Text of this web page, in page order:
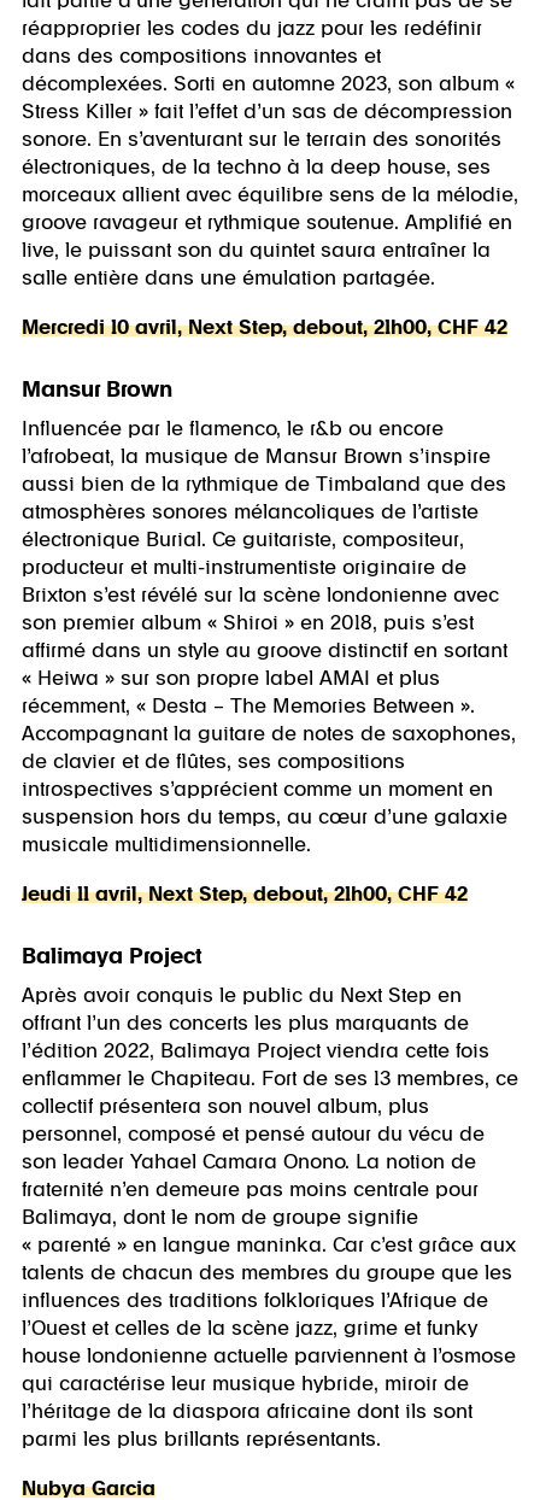
réapproprier les codes du jazz pour les redéfinir
dans des compositions innovantes et
décomplexées. Sorti en automne 2023, son album «
Stress Killer » fait l’effet d’un sas de décompression
sonore. En s’aventurant sur le terrain des sonorités
électroniques, de la techno à la deep house, ses
morceaux allient avec équilibre sens de la mélodie,
groove ravageur et rythmique soutenue. Amplifié en
live, le puissant son du quintet saura entraîner la
salle entière dans une émulation partagée.
Mercredi 10 avril, Next Step, debout, 21h00, CHF 42
Mansur Brown
Influencée par le flamenco, le r&b ou encore
l’afrobeat, la musique de Mansur Brown s’inspire
aussi bien de la rythmique de Timbaland que des
atmosphères sonores mélancoliques de l’artiste
électronique Burial. Ce guitariste, compositeur,
producteur et multi-instrumentiste originaire de
Brixton s’est révélé sur la scène londonienne avec
son premier album « Shiroi » en 2018, puis s’est
affirmé dans un style au groove distinctif en sortant
« Heiwa » sur son propre label AMAI et plus
récemment, « Desta – The Memories Between ».
Accompagnant la guitare de notes de saxophones,
de clavier et de flûtes, ses compositions
introspectives s’apprécient comme un moment en
suspension hors du temps, au cœur d’une galaxie
musicale multidimensionnelle.
Jeudi 11 avril, Next Step, debout, 21h00, CHF 42
Balimaya Project
Après avoir conquis le public du Next Step en
offrant l’un des concerts les plus marquants de
l’édition 2022, Balimaya Project viendra cette fois
enflammer le Chapiteau. Fort de ses 13 membres, ce
collectif présentera son nouvel album, plus
personnel, composé et pensé autour du vécu de
son leader Yahael Camara Onono. La notion de
fraternité n’en demeure pas moins centrale pour
Balimaya, dont le nom de groupe signifie
« parenté » en langue maninka. Car c’est grâce aux
talents de chacun des membres du groupe que les
influences des traditions folkloriques l’Afrique de
l’Ouest et celles de la scène jazz, grime et funky
house londonienne actuelle parviennent à l’osmose
qui caractérise leur musique hybride, miroir de
l’héritage de la diaspora africaine dont ils sont
parmi les plus brillants représentants.
Nubya Garcia